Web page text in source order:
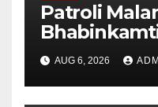
Patroli
Pilar
Perkuat
Diajak
AUG 6, 2026